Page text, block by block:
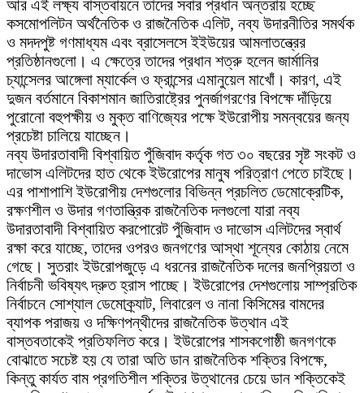
আর এই লক্ষ্য বাস্তবায়নে তাদের সবার প্রধান অন্তরায় হচ্ছে
কসমোপলিটন অর্থনৈতিক ও রাজনৈতিক এলিট, নব্য উদারনীতির সমর্থক
ও মদদপুষ্ট গণমাধ্যম এবং ব্রাসেলসে ইইউয়ের আমলাতন্ত্রের
প্রতিষ্ঠানগুলো। এ ক্ষেত্রে তাদের প্রধান শত্রু হলেন জার্মানির
চ্যান্সেলর আঙ্গেলা ম্যার্কেল ও ফ্রান্সের এমানুয়েল মাখোঁ। কারণ, এই
দুজন বর্তমানে বিকাশমান জাতিরাষ্ট্রের পুনর্জাগরণের বিপক্ষে দাঁড়িয়ে
পুরোনো বহুপক্ষীয় ও মুক্ত বাণিজ্যের পক্ষে ইউরোপীয় সমন্বয়ের জন্য
প্রচেষ্টা চালিয়ে যাচ্ছেন।
নব্য উদারতাবাদী বিশ্বায়িত পুঁজিবাদ কর্তৃক গত ৩০ বছরের সৃষ্ট সংকট ও
দাভোস এলিটদের হাত থেকে ইউরোপের মানুষ পরিত্রাণ পেতে চাইছে।
এর পাশাপাশি ইউরোপীয় দেশগুলোর বিভিন্ন প্রচলিত ডেমোক্রেটিক,
রক্ষণশীল ও উদার গণতান্ত্রিক রাজনৈতিক দলগুলো যারা নব্য
উদারতাবাদী বিশ্বায়িত করপোরেট পুঁজিবাদ ও দাভোস এলিটদের স্বার্থ
রক্ষা করে যাচ্ছে, তাদের ওপরও জনগণের আস্থা শূন্যের কোঠায় নেমে
গেছে। সুতরাং ইউরোপজুড়ে এ ধরনের রাজনৈতিক দলের জনপ্রিয়তা ও
নির্বাচনী ভবিষ্যৎ দ্রুত হ্রাস পাচ্ছে। ইউরোপের দেশগুলোয় সাম্প্রতিক
নির্বাচনে সোশ্যাল ডেমোক্র্যাট, লিবারেল ও নানা কিসিমের বামদের
ব্যাপক পরাজয় ও দক্ষিণপন্থীদের রাজনৈতিক উত্থান এই
বাস্তবতাকেই প্রতিফলিত করে। ইউরোপের শাসকগোষ্ঠী জনগণকে
বোঝাতে সচেষ্ট হয় যে তারা অতি ডান রাজনৈতিক শক্তির বিপক্ষে,
কিন্তু কার্যত বাম প্রগতিশীল শক্তির উত্থানের চেয়ে ডান শক্তিকেই